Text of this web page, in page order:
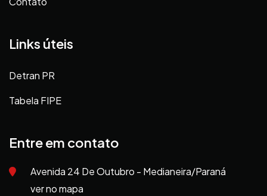
Links úteis
Detran PR
Tabela FIPE
Entre em contato
Avenida 24 De Outubro - Medianeira/Paraná
ver no mapa